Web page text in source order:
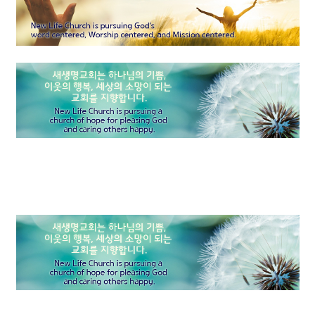
우리의 중심을 보시는 하나님
소그룹 나눔
성경적 결혼관
믿음, 소망, 사랑